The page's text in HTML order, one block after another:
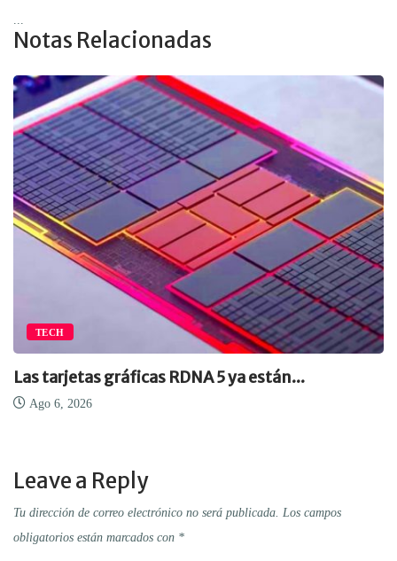
Notas Relacionadas
TECH
Las tarjetas gráficas RDNA 5 ya están...
Ago 6, 2026
Leave a Reply
Tu dirección de correo electrónico no será publicada. Los campos
obligatorios están marcados con *